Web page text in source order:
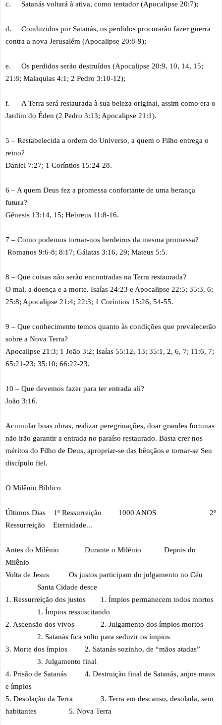
c. Satanás voltará à ativa, como tentador (Apocalipse 20:7);
d.
Conduzidos por Satanás, os perdidos procurarão fazer guerra
contra a nova Jerusalém (Apocalipse 20:8-9);
e.
Os perdidos serão destruídos (Apocalipse 20:9, 10, 14, 15;
21:8; Malaquias 4:1; 2 Pedro 3:10-12);
f.
A Terra será restaurada à sua beleza original, assim como era o
Jardim do Éden (2 Pedro 3:13; Apocalipse 21:1).
5 – Restabelecida a ordem do Universo, a quem o Filho entrega o
reino?
Daniel 7:27; 1 Coríntios 15:24-28.
6 – A quem Deus fez a promessa confortante de uma herança
futura?
Gênesis 13:14, 15; Hebreus 11:8-16.
7 – Como podemos tornar-nos herdeiros da mesma promessa?
Romanos 9:6-8; 8:17; Gálatas 3:16, 29; Mateus 5:5.
8 – Que coisas não serão encontradas na Terra restaurada?
O mal, a doença e a morte. Isaías 24:23 e Apocalipse 22:5; 35:3, 6;
25:8; Apocalipse 21:4; 22:3; 1 Coríntios 15:26, 54-55.
9 – Que conhecimento temos quanto às condições que prevalecerão
sobre a Nova Terra?
Apocalipse 21:3; 1 João 3:2; Isaías 55:12, 13; 35:1, 2, 6, 7; 11:6, 7;
65:21-23; 35:10; 66:22-23.
10 – Que devemos fazer para ter entrada ali?
João 3:16.
Acumular boas obras, realizar peregrinações, doar grandes fortunas
não irão garantir a entrada no paraíso restaurado. Basta crer nos
méritos do Filho de Deus, apropriar-se das bênçãos e tornar-se Seu
discípulo fiel.
O Milênio Bíblico
Últimos Dias 1º Ressurreição 1000 ANOS
2º
Ressurreição Eternidade...
Antes do Milênio Durante o Milênio
Depois do
Milênio
Volta de Jesus
Os justos participam do julgamento no Céu
Santa Cidade desce
1. Ressurreição dos justos
1. Ímpios permanecem todos mortos
1. Ímpios ressuscitando
2. Ascensão dos vivos
2. Julgamento dos ímpios mortos
2. Satanás fica solto para seduzir os ímpios
3. Morte dos ímpios
2. Satanás sozinho, de “mãos atadas”
3. Julgamento final
4. Prisão de Satanás
4. Destruição final de Satanás, anjos maus
e ímpios
5. Desolação da Terra
3. Terra em descanso, desolada, sem
habitantes
5. Nova Terra